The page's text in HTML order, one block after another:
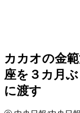
カカオの金
座を３カ月
に渡す